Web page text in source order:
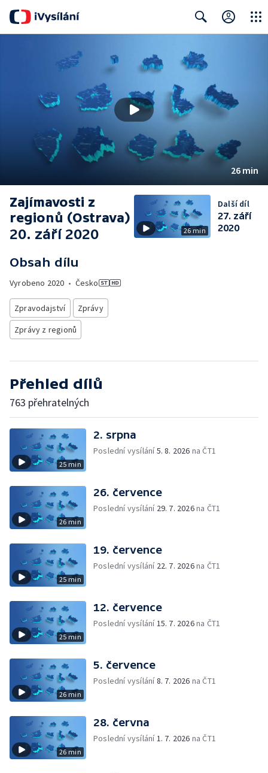
26 min
Zajímavosti z
regionů (Ostrava)
20. září 2020
Obsah dílu
Vyrobeno 2020 • Česko
Zpravodajství
Zprávy
Zprávy z regionů
26 min
Další díl
27. září
2020
Přehled dílů
763 přehratelných
25 min
2. srpna
Poslední vysílání5. 8. 2026 na ČT1
26 min
26. července
Poslední vysílání 29. 7. 2026na ČT1
25 min
19. července
Poslední vysílání 22. 7. 2026na ČT1
25 min
12. července
Poslední vysílání15. 7. 2026na ČT1
26 min
5. července
Poslední vysílání8. 7. 2026 na ČT1
26 min
28. června
Poslední vysílání1. 7. 2026 na ČT1